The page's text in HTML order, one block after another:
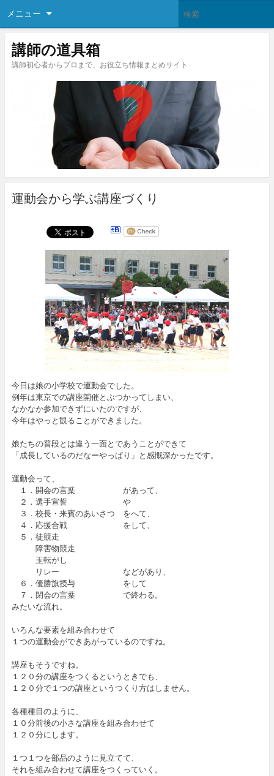
メニュー
講師の道具箱
講師初心者からプロまで、お役立ち情報まとめサイト
運動会から学ぶ講座づくり
今日は娘の小学校で運動会でした。
例年は東京での講座開催とぶつかってしまい、
なかなか参加できずにいたのですが、
今年はやっと観ることができました。
娘たちの普段とは違う一面とであうことができて
「成長しているのだなーやっぱり」と感慨深かったです。
運動会って、
１．開会の言葉 があって、
２．選手宣誓 や
３．校長・来賓のあいさつ をへて、
４．応援合戦 をして、
５．徒競走
障害物競走
玉転がし
リレー などがあり、
６．優勝旗授与 をして
７．閉会の言葉 で終わる。
みたいな流れ。
いろんな要素を組み合わせて
１つの運動会ができあがっているのですね。
講座もそうですね。
１２０分の講座をつくるというときでも、
１２０分で１つの講座というつくり方はしません。
各種種目のように、
１０分前後の小さな講座を組み合わせて
１２０分にします。
１つ１つを部品のように見立てて、
それを組み合わせて講座をつくっていく。